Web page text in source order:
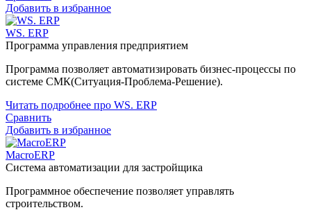
Добавить в избранное
WS. ERP
Программа управления предприятием
Программа позволяет автоматизировать бизнес-процессы по
системе СМК(Ситуация-Проблема-Решение).
Читать подробнее про WS. ERP
Сравнить
Добавить в избранное
MacroERP
Система автоматизации для застройщика
Программное обеспечение позволяет управлять
строительством.